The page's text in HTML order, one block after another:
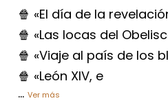
🍿 «El día de la
🍿 «Las locas del
🍿 «Viaje al país de los
🍿 «León XIV, e
... Ver más